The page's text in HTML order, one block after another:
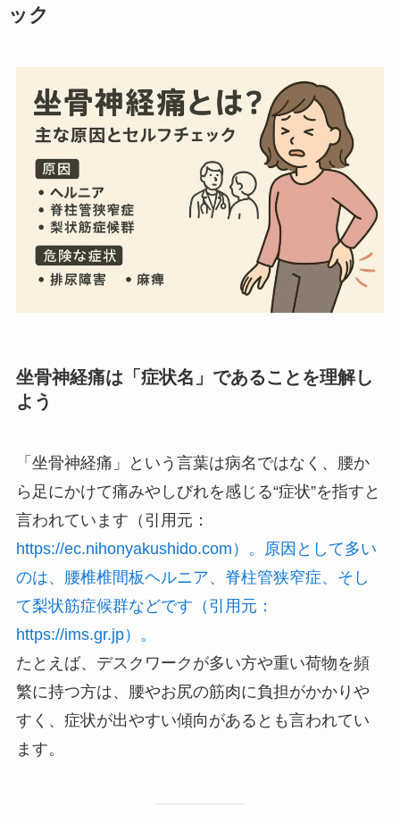
ック
坐骨神経痛は「症状名」であることを理解し
よう
「坐骨神経痛」という言葉は病名ではなく、腰か
ら足にかけて痛みやしびれを感じる“症状”を指すと
言われています（引用元：
https://ec.nihonyakushido.com）。原因として多い
のは、腰椎椎間板ヘルニア、脊柱管狭窄症、そし
て梨状筋症候群などです（引用元：
https://ims.gr.jp）。
たとえば、デスクワークが多い方や重い荷物を頻
繁に持つ方は、腰やお尻の筋肉に負担がかかりや
すく、症状が出やすい傾向があるとも言われてい
ます。